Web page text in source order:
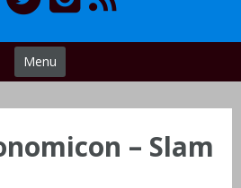
Menu
– Slam